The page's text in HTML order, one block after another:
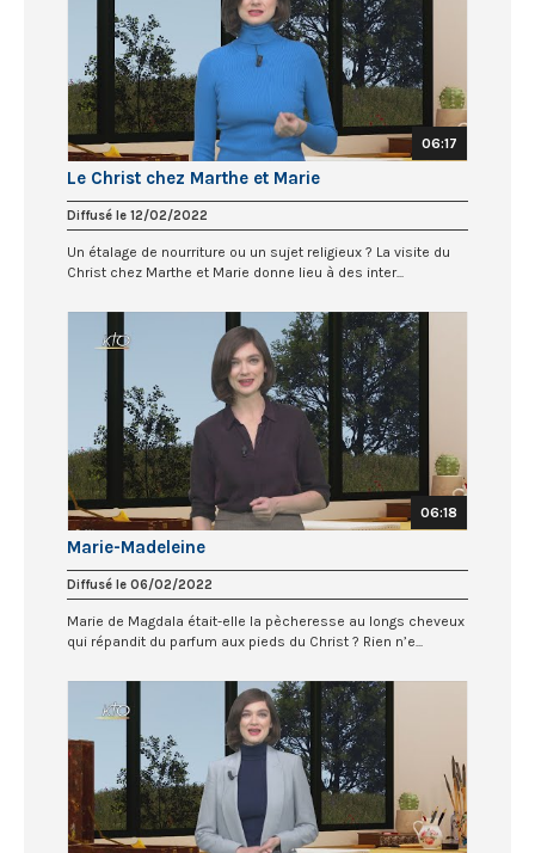
06:17
Le Christ chez Marthe et Marie
Diffusé le 12/02/2022
Un étalage de nourriture ou un sujet religieux ? La visite du
Christ chez Marthe et Marie donne lieu à des inter...
06:18
Marie-Madeleine
Diffusé le 06/02/2022
Marie de Magdala était-elle la pècheresse au longs cheveux
qui répandit du parfum aux pieds du Christ ? Rien n’e...